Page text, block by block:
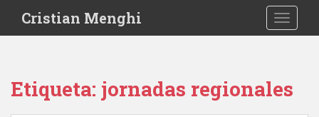
i
Cristian Menghi
Etiqueta: jornadas regionales